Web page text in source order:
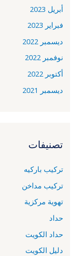
أبريل 2023
فبراير 2023
ديسمبر 2022
نوفمبر 2022
أكتوبر 2022
ديسمبر 2021
تصنيفات
تركيب باركيه
تركيب مداخن
تهوية مركزية
حداد
حداد الكويت
دليل الكويت